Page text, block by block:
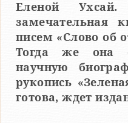
Еленой
замечательная
писем «Слово об
Тогда же она
научную
рукопись «Зеленая книга» Якова
готова, ждет